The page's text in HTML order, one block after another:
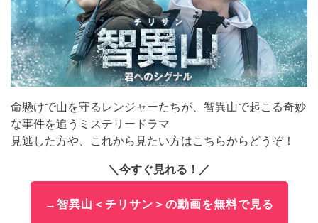
命懸けで山を守るレンジャーたちが、智異山で起こる奇妙
な事件を追うミステリードラマ
見逃した方や、これから見たい方はこちらからどうぞ！
＼今すぐ見れる！／
→智異山＜チリサン＞の動画を無料で見る